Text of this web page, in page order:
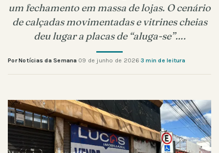
um fechamento em massa de lojas. O cenário
de calçadas movimentadas e vitrines cheias
deu lugar a placas de “aluga-se”….
Por Notícias da Semana·09 de junho de 2026·3 min de leitura